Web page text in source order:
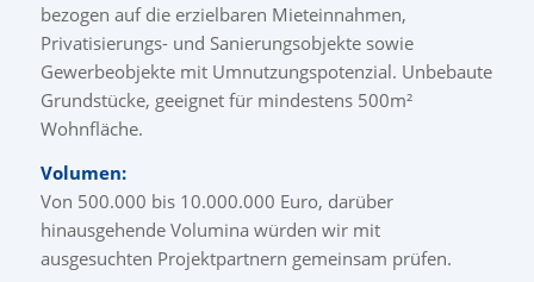
bezogen auf die erzielbaren Mieteinnahmen,
Privatisierungs- und Sanierungsobjekte sowie
Gewerbeobjekte mit Umnutzungspotenzial. Unbebaute
Grundstücke, geeignet für mindestens 500m²
Wohnfläche.
Volumen:
Von 500.000 bis 10.000.000 Euro, darüber
hinausgehende Volumina würden wir mit
ausgesuchten Projektpartnern gemeinsam prüfen.